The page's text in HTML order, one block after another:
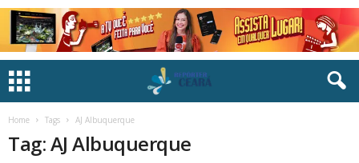
Home Tags AJ Albuquerque
Tag: AJ Albuquerque